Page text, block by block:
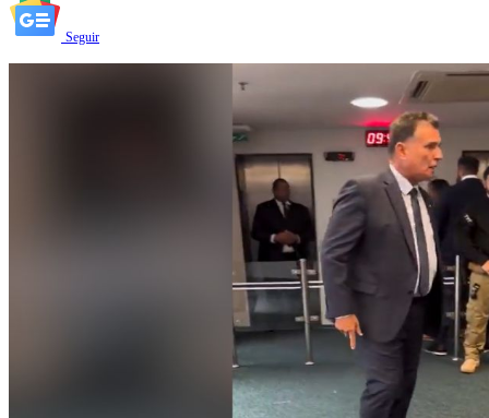
Seguir